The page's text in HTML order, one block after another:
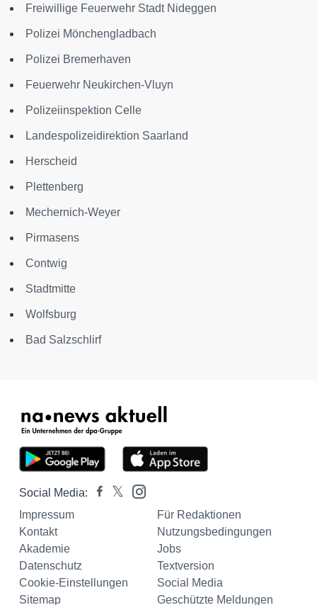
Freiwillige Feuerwehr Stadt Nideggen
Polizei Mönchengladbach
Polizei Bremerhaven
Feuerwehr Neukirchen-Vluyn
Polizeiinspektion Celle
Landespolizeidirektion Saarland
Herscheid
Plettenberg
Mechernich-Weyer
Pirmasens
Contwig
Stadtmitte
Wolfsburg
Bad Salzschlirf
Social Media:
Impressum
Für Redaktionen
Kontakt
Nutzungsbedingungen
Akademie
Jobs
Datenschutz
Textversion
Cookie-Einstellungen
Social Media
Sitemap
Geschützte Meldungen